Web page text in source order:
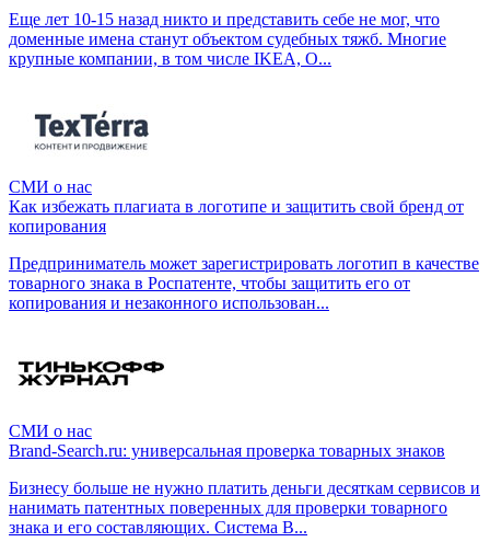
Еще лет 10-15 назад никто и представить себе не мог, что
доменные имена станут объектом судебных тяжб. Многие
крупные компании, в том числе IKEA, O...
СМИ о нас
Как избежать плагиата в логотипе и защитить свой бренд от
копирования
Предприниматель может зарегистрировать логотип в качестве
товарного знака в Роспатенте, чтобы защитить его от
копирования и незаконного использован...
СМИ о нас
Brand-Search.ru: универсальная проверка товарных знаков
Бизнесу больше не нужно платить деньги десяткам сервисов и
нанимать патентных поверенных для проверки товарного
знака и его составляющих. Система B...